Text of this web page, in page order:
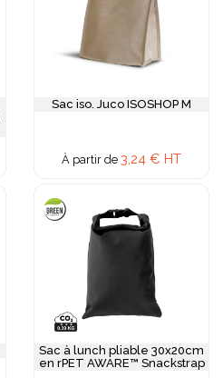
Sac iso. Juco ISOSHOP M
À partir de 3,24 € HT
Sac à lunch pliable 30x20cm
en rPET AWARE™ Snackstrap